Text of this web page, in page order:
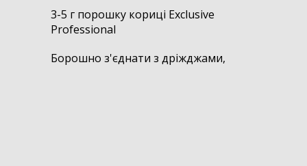
3-5 г порошку кориці Exclusive
Professional
Борошно з'єднати з дріжджами,